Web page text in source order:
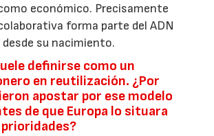
económico. Precisamente
forma parte del ADN
desde su nacimiento.
definirse como un
en reutilización. ¿Por
apostar por ese modelo
de que Europa lo situara